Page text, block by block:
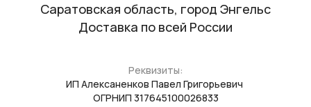
Саратовская область, город Энгельс
Доставка по всей России
Реквизиты:
ИП Алексаненков Павел Григорьевич
ОГРНИП 317645100026833